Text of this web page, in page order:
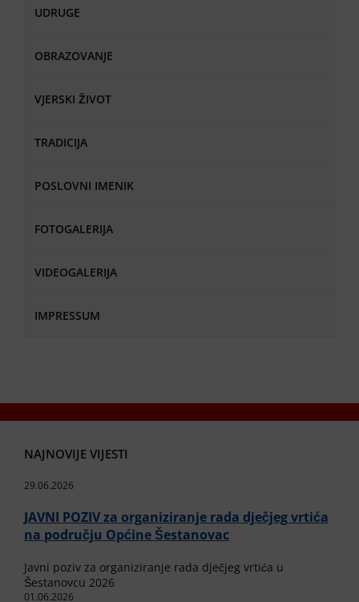
UDRUGE
OBRAZOVANJE
VJERSKI ŽIVOT
TRADICIJA
POSLOVNI IMENIK
FOTOGALERIJA
VIDEOGALERIJA
IMPRESSUM
NAJNOVIJE VIJESTI
29.06.2026
JAVNI POZIV za organiziranje rada dječjeg vrtića
na području Općine Šestanovac
Javni poziv za organiziranje rada dječjeg vrtića u
Šestanovcu 2026
01.06.2026